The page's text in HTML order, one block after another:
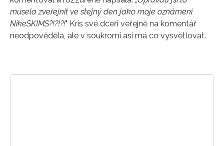
musela zveřejnit ve stejný den jako moje oznámení
NikeSKIMS?!?!?!" Kris své dceři veřejně na komentář
neodpověděla, ale v soukromí asi má co vysvětlovat.